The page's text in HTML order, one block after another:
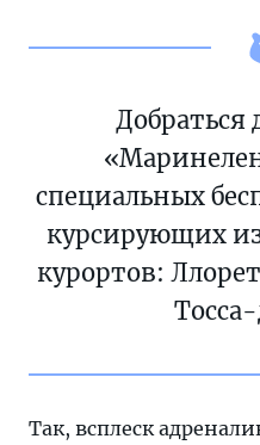
Добраться
специальных
курсирующих
курортов:
Так, всплеск